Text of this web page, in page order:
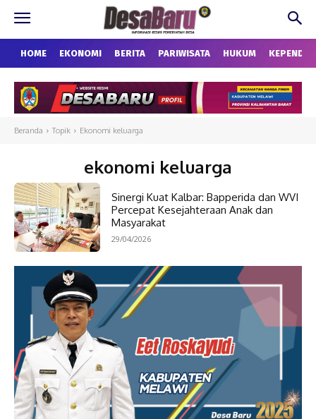
HOME EKONOMI BERITA PARIWISATA HUKUM
Beranda Topik Ekonomi keluarga
ekonomi keluarga
Sinergi Kuat Kalbar: Bapperida dan WVI
Percepat Kesejahteraan Anak dan
Masyarakat
29/04/2026